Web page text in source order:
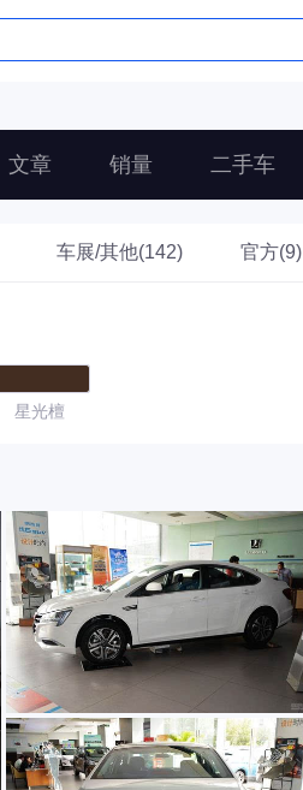
文章 销量 二手车
车展/其他(142) 官方(9)
星光檀